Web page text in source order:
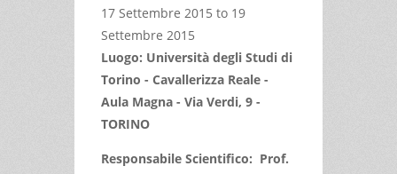
17 Settembre 2015 to 19
Settembre 2015
Luogo: Università degli Studi di
Torino - Cavallerizza Reale -
Aula Magna - Via Verdi, 9 -
TORINO
Responsabile Scientifico: Prof.